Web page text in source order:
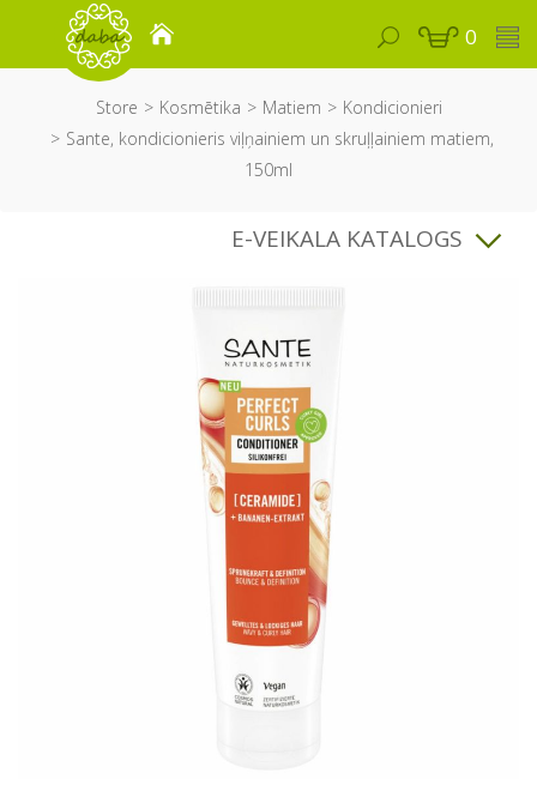
0
Store Kosmētika Matiem
Kondicionieri
Sante, kondicionieris viļņainiem un skruļļainiem matiem,
150ml
E-VEIKALA KATALOGS